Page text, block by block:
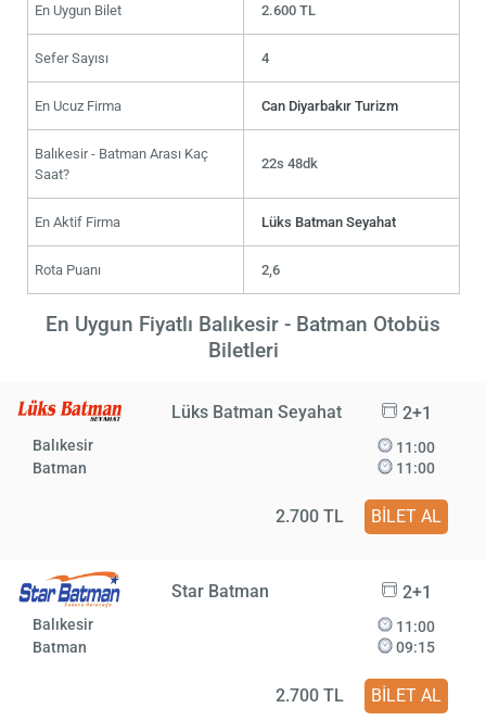
En Uygun Bilet 2.600 TL
Sefer Sayısı 4
En Ucuz Firma Can Diyarbakır Turizm
Balıkesir - Batman Arası Kaç
Saat?
22s 48dk
En Aktif Firma Lüks Batman Seyahat
Rota Puanı 2,6
En Uygun Fiyatlı Balıkesir - Batman Otobüs
Biletleri
Lüks Batman Seyahat 2+1
Balıkesir
Batman
11:00
11:00
2.700 TL BİLET AL
Star Batman 2+1
Balıkesir
Batman
11:00
09:15
2.700 TL BİLET AL